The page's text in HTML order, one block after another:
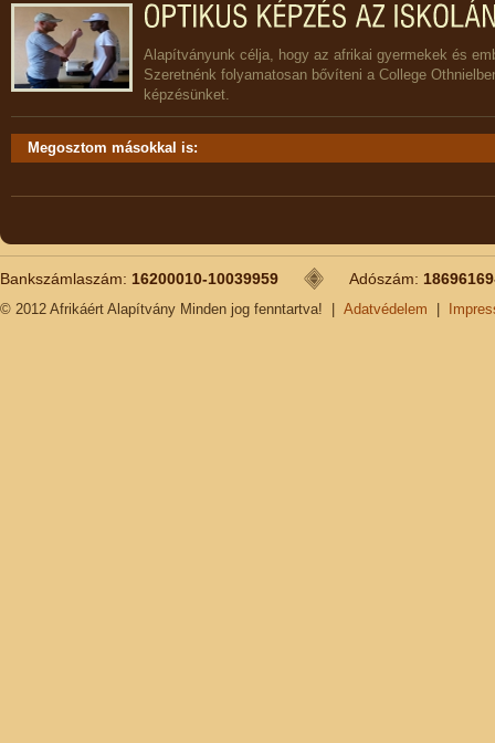
Alapítványunk célja, hogy az afrikai gyermekek és
Szeretnénk folyamatosan bővíteni a College
képzésünket.
Megosztom másokkal is:
Bankszámlaszám: 16200010-10039959 Adószám:
© 2012 Afrikáért Alapítvány Minden jog fenntartva! | Adatvédelem |